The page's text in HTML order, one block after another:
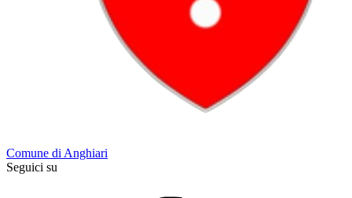
Comune di Anghiari
Seguici su